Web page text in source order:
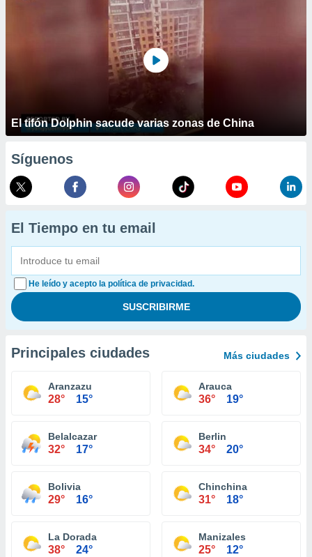
El tifón Dolphin sacude varias zonas de China
Síguenos
El Tiempo en tu email
He leído y acepto la política de privacidad.
Principales ciudades Más ciudades
Aranzazu
28° 15°
Arauca
36° 19°
Belalcazar
32° 17°
Berlin
34° 20°
Bolivia
29° 16°
Chinchina
31° 18°
La Dorada
38° 24°
Manizales
25° 12°